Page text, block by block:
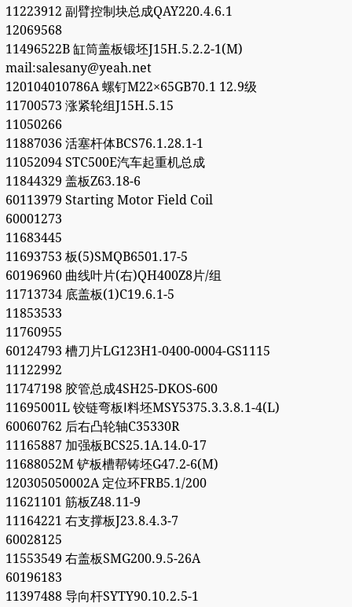
11223912 副臂控制块总成QAY220.4.6.1
12069568
11496522B 缸筒盖板锻坯J15H.5.2.2-1(M)
mail:salesany@yeah.net
120104010786A 螺钉M22×65GB70.1 12.9级
11700573 涨紧轮组J15H.5.15
11050266
11887036 活塞杆体BCS76.1.28.1-1
11052094 STC500E汽车起重机总成
11844329 盖板Z63.18-6
60113979 Starting Motor Field Coil
60001273
11683445
11693753 板(5)SMQB6501.17-5
60196960 曲线叶片(右)QH400Z8片/组
11713734 底盖板(1)C19.6.1-5
11853533
11760955
60124793 槽刀片LG123H1-0400-0004-GS1115
11122992
11747198 胶管总成4SH25-DKOS-600
11695001L 铰链弯板Ⅰ料坯MSY5375.3.3.8.1-4(L)
60060762 后右凸轮轴C35330R
11165887 加强板BCS25.1A.14.0-17
11688052M 铲板槽帮铸坯G47.2-6(M)
120305050002A 定位环FRB5.1/200
11621101 筋板Z48.11-9
11164221 右支撑板J23.8.4.3-7
60028125
11553549 右盖板SMG200.9.5-26A
60196183
11397488 导向杆SYTY90.10.2.5-1